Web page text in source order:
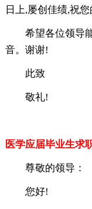
日上,屡创佳绩,祝
希望各位领导
音。谢谢!
此致
敬礼!
医学应届毕业生求
尊敬的领导：
您好!